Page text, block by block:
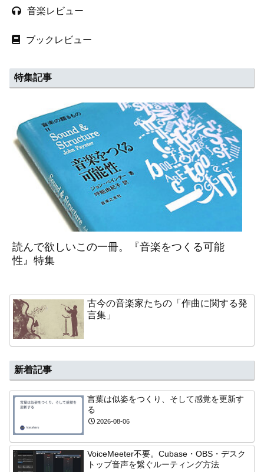
音楽レビュー
ブックレビュー
特集記事
読んで欲しいこの一冊。『音楽をつくる可能
性』特集
古今の音楽家たちの「作曲に関する発
言集」
新着記事
言葉は似姿をつくり、そして感覚を更新す
る
2026-08-06
VoiceMeeter不要。Cubase・OBS・デスク
トップ音声を繋ぐルーティング方法